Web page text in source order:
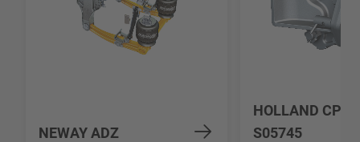
NEWAY ADZ
HOLLAND CP-
S05745